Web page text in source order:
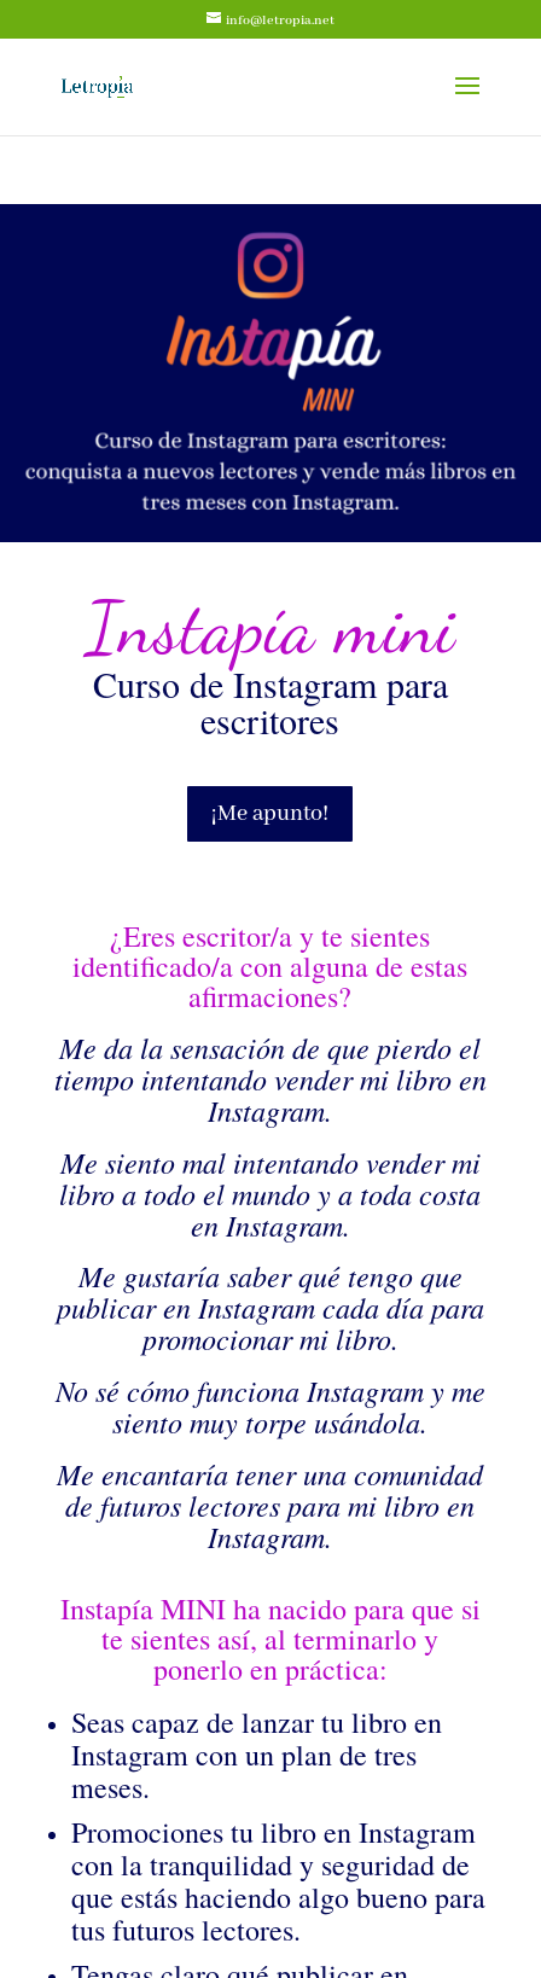
info@letropia.net
Instapía mini
Curso de Instagram para
escritores
¡Me apunto!
¿Eres escritor/a y te sientes
identificado/a con alguna de estas
afirmaciones?
Me da la sensación de que pierdo el
tiempo intentando vender mi libro en
Instagram.
Me siento mal intentando vender mi
libro a todo el mundo y a toda costa
en Instagram.
Me gustaría saber qué tengo que
publicar en Instagram cada día para
promocionar mi libro.
No sé cómo funciona Instagram y me
siento muy torpe usándola.
Me encantaría tener una comunidad
de futuros lectores para mi libro en
Instagram.
Instapía MINI ha nacido para que si
te sientes así, al terminarlo y
ponerlo en práctica:
Seas capaz de lanzar tu libro en
Instagram con un plan de tres
meses.
Promociones tu libro en Instagram
con la tranquilidad y seguridad de
que estás haciendo algo bueno para
tus futuros lectores.